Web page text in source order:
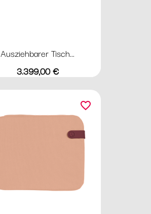
Ausziehbarer Tisch...
Preis
3.399,00 €
favorite_border